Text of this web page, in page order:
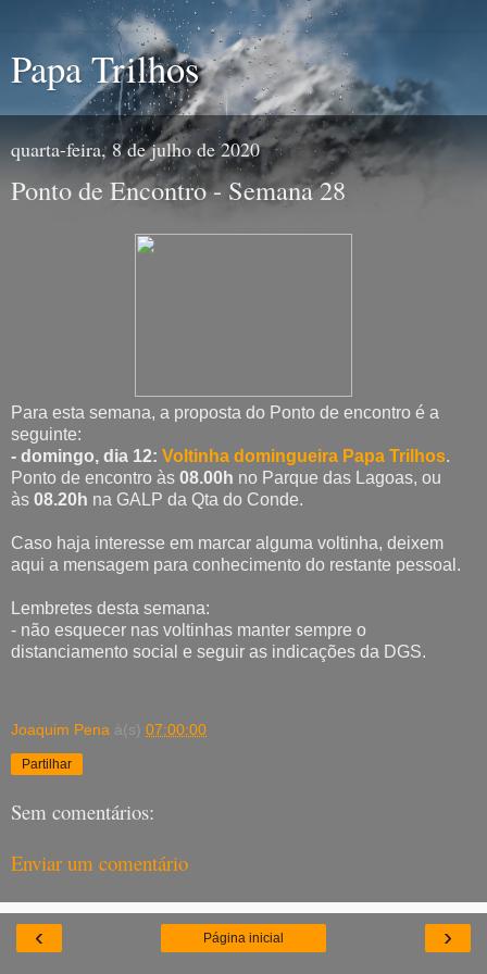
Papa Trilhos
quarta-feira, 8 de julho de 2020
Ponto de Encontro - Semana 28
Para esta semana, a proposta do Ponto de encontro é a
seguinte:
- domingo, dia 12: Voltinha domingueira Papa Trilhos.
Ponto de encontro às 08.00h no Parque das Lagoas, ou
às 08.20h na GALP da Qta do Conde.
Caso haja interesse em marcar alguma voltinha, deixem
aqui a mensagem para conhecimento do restante pessoal.
Lembretes desta semana:
- não esquecer nas voltinhas manter sempre o
distanciamento social e seguir as indicações da DGS.
Joaquim Pena à(s) 07:00:00
Partilhar
Sem comentários:
Enviar um comentário
‹ ›
Página inicial